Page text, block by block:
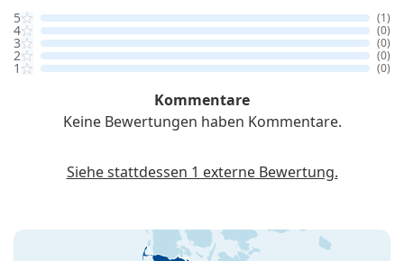
5 (1)
4 (0)
3 (0)
2 (0)
1 (0)
Kommentare
Keine Bewertungen haben Kommentare.
Siehe stattdessen 1 externe Bewertung.